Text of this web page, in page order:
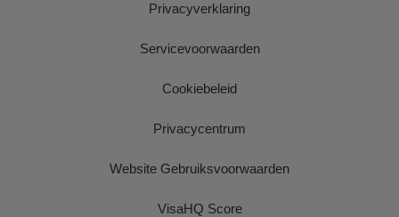
Privacyverklaring
Servicevoorwaarden
Cookiebeleid
Privacycentrum
Website Gebruiksvoorwaarden
VisaHQ Score